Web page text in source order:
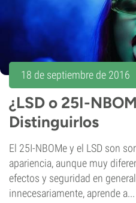
18 de septiembre de 2016
¿LSD o 25I-
Distinguirlos
El 25I-NBOMe y el LSD son
apariencia, aunque muy
efectos y seguridad en
innecesariamente, aprende a...